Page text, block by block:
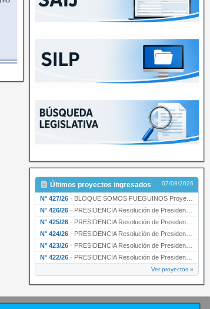
Últimos proyectos ingresados 07/08/2026
N° 427/26 · BLOQUE SOMOS FUEGUINOS Proyecto de Declaración declarando de interés provincial PRESIDENCI…
N° 426/26 · PRESIDENCIA Resolución de Presidencia N° 216/26 declarando de interés provincial la labor …
N° 425/26 · PRESIDENCIA Resolución de Presidencia N° 212/26 declarando de interés provincial el “50° A…
N° 424/26 · PRESIDENCIA Resolución de Presidencia Nº 210/26 declarando de interés provincial el proyec…
N° 423/26 · PRESIDENCIA Resolución de Presidencia Nº 209/26 declarando de interés provincial la presen…
N° 422/26 · PRESIDENCIA Resolución de Presidencia N° 200/26 para su ratificación.
Ver proyectos »